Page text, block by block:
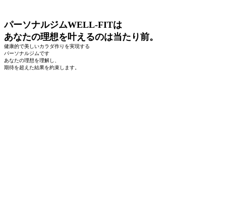
パーソナルジムWELL-FITは
あなたの理想を叶えるのは当たり前。
健康的で美しいカラダ作りを実現する
パーソナルジムです
あなたの理想を理解し、
期待を超えた結果を約束します。